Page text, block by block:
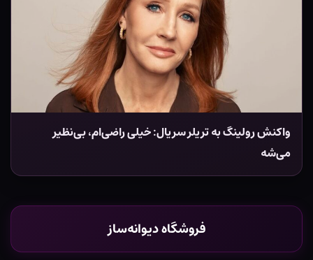
واکنش رولینگ به تریلر سریال: خیلی راضی‌ام، بی‌نظیر
می‌شه
فروشگاه دیوانه‌ساز